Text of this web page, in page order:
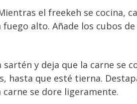
el freekeh se cocina,
fuego alto. Añade los cubos
sartén y deja que la carne se
hasta que esté tierna.
carne se dore ligeramente.